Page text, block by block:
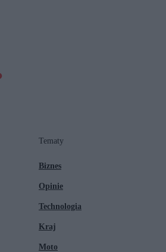
Tematy
Biznes
Opinie
Technologia
Kraj
Moto